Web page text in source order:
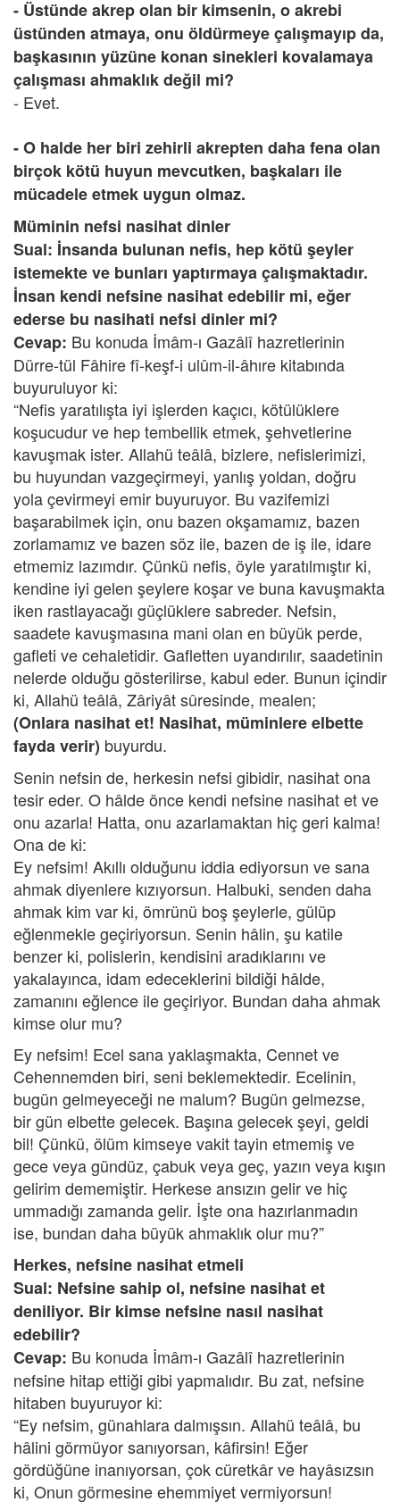
- Üstünde akrep olan bir kimsenin, o akrebi
üstünden atmaya, onu öldürmeye çalışmayıp da,
başkasının yüzüne konan sinekleri kovalamaya
çalışması ahmaklık değil mi?
- Evet.
- O halde her biri zehirli akrepten daha fena olan
birçok kötü huyun mevcutken, başkaları ile
mücadele etmek uygun olmaz.
Müminin nefsi nasihat dinler
Sual: İnsanda bulunan nefis, hep kötü şeyler
istemekte ve bunları yaptırmaya çalışmaktadır.
İnsan kendi nefsine nasihat edebilir mi, eğer
ederse bu nasihati nefsi dinler mi?
Cevap: Bu konuda İmâm-ı Gazâlî hazretlerinin
Dürre-tül Fâhire fî-keşf-i ulûm-il-âhıre kitabında
buyuruluyor ki:
“Nefis yaratılışta iyi işlerden kaçıcı, kötülüklere
koşucudur ve hep tembellik etmek, şehvetlerine
kavuşmak ister. Allahü teâlâ, bizlere, nefislerimizi,
bu huyundan vazgeçirmeyi, yanlış yoldan, doğru
yola çevirmeyi emir buyuruyor. Bu vazifemizi
başarabilmek için, onu bazen okşamamız, bazen
zorlamamız ve bazen söz ile, bazen de iş ile, idare
etmemiz lazımdır. Çünkü nefis, öyle yaratılmıştır ki,
kendine iyi gelen şeylere koşar ve buna kavuşmakta
iken rastlayacağı güçlüklere sabreder. Nefsin,
saadete kavuşmasına mani olan en büyük perde,
gafleti ve cehaletidir. Gafletten uyandırılır, saadetinin
nelerde olduğu gösterilirse, kabul eder. Bunun içindir
ki, Allahü teâlâ, Zâriyât sûresinde, mealen;
(Onlara nasihat et! Nasihat, müminlere elbette
fayda verir) buyurdu.
Senin nefsin de, herkesin nefsi gibidir, nasihat ona
tesir eder. O hâlde önce kendi nefsine nasihat et ve
onu azarla! Hatta, onu azarlamaktan hiç geri kalma!
Ona de ki:
Ey nefsim! Akıllı olduğunu iddia ediyorsun ve sana
ahmak diyenlere kızıyorsun. Halbuki, senden daha
ahmak kim var ki, ömrünü boş şeylerle, gülüp
eğlenmekle geçiriyorsun. Senin hâlin, şu katile
benzer ki, polislerin, kendisini aradıklarını ve
yakalayınca, idam edeceklerini bildiği hâlde,
zamanını eğlence ile geçiriyor. Bundan daha ahmak
kimse olur mu?
Ey nefsim! Ecel sana yaklaşmakta, Cennet ve
Cehennemden biri, seni beklemektedir. Ecelinin,
bugün gelmeyeceği ne malum? Bugün gelmezse,
bir gün elbette gelecek. Başına gelecek şeyi, geldi
bil! Çünkü, ölüm kimseye vakit tayin etmemiş ve
gece veya gündüz, çabuk veya geç, yazın veya kışın
gelirim dememiştir. Herkese ansızın gelir ve hiç
ummadığı zamanda gelir. İşte ona hazırlanmadın
ise, bundan daha büyük ahmaklık olur mu?”
Herkes, nefsine nasihat etmeli
Sual: Nefsine sahip ol, nefsine nasihat et
deniliyor. Bir kimse nefsine nasıl nasihat
edebilir?
Cevap: Bu konuda İmâm-ı Gazâlî hazretlerinin
nefsine hitap ettiği gibi yapmalıdır. Bu zat, nefsine
hitaben buyuruyor ki:
“Ey nefsim, günahlara dalmışsın. Allahü teâlâ, bu
hâlini görmüyor sanıyorsan, kâfirsin! Eğer
gördüğüne inanıyorsan, çok cüretkâr ve hayâsızsın
ki, Onun görmesine ehemmiyet vermiyorsun!